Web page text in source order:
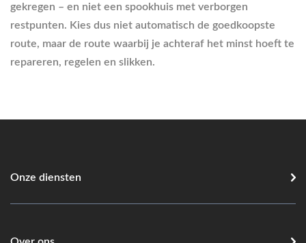
gekregen – en niet een spookhuis met verborgen
restpunten. Kies dus niet automatisch de goedkoopste
route, maar de route waarbij je achteraf het minst hoeft te
repareren, regelen en slikken.
Onze diensten